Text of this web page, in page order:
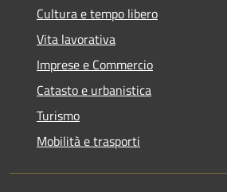
Cultura e tempo libero
Vita lavorativa
Imprese e Commercio
Catasto e urbanistica
Turismo
Mobilità e trasporti